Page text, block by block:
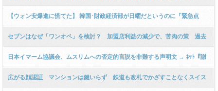
【ウォン安爆進に慌てた】 韓国･財政経済部が日曜だというのに「緊急点
検」会議を開催。
セブンはなぜ「ワンオペ」を検討？ 加盟店利益の減少で、苦肉の策 過去
には“要塞レジ”実験も
日本イマーム協議会、ムスリムへの否定的言説を非難する声明文 → ﾈｯﾄ『謝
罪ゼロ改善ゼロ「批判するな」だけの声明文』『被害者ビジネスはやめろ』
広がる顔認証 マンションは鍵いらず 鉄道も改札でかざすことなくスイス